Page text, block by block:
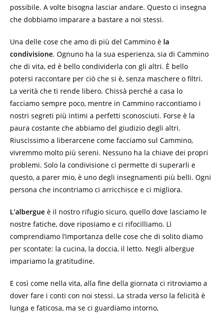
possibile. A volte bisogna lasciar andare. Questo ci insegna
che dobbiamo imparare a bastare a noi stessi.
Una delle cose che amo di più del Cammino è la
condivisione. Ognuno ha la sua esperienza, sia di Cammino
che di vita, ed è bello condividerla con gli altri. È bello
potersi raccontare per ciò che si è, senza maschere o filtri.
La verità che ti rende libero. Chissà perché a casa lo
facciamo sempre poco, mentre in Cammino raccontiamo i
nostri segreti più intimi a perfetti sconosciuti. Forse è la
paura costante che abbiamo del giudizio degli altri.
Riuscissimo a liberarcene come facciamo sul Cammino,
vivremmo molto più sereni. Nessuno ha la chiave dei propri
problemi. Solo la condivisione ci permette di superarli e
questo, a parer mio, è uno degli insegnamenti più belli. Ogni
persona che incontriamo ci arricchisce e ci migliora.
L’albergue è il nostro rifugio sicuro, quello dove lasciamo le
nostre fatiche, dove riposiamo e ci rifocilliamo. Lì
comprendiamo l’importanza delle cose che di solito diamo
per scontate: la cucina, la doccia, il letto. Negli albergue
impariamo la gratitudine.
E così come nella vita, alla fine della giornata ci ritroviamo a
dover fare i conti con noi stessi. La strada verso la felicità è
lunga e faticosa, ma se ci guardiamo intorno,